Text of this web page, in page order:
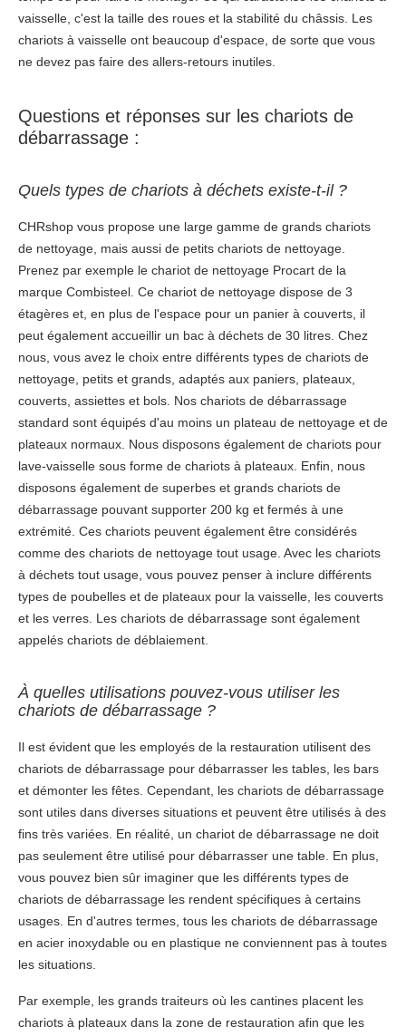
vaisselle, c'est la taille des roues et la stabilité du châssis. Les
chariots à vaisselle ont beaucoup d'espace, de sorte que vous
ne devez pas faire des allers-retours inutiles.
Questions et réponses sur les chariots de
débarrassage :
Quels types de chariots à déchets existe-t-il ?
CHRshop vous propose une large gamme de grands chariots
de nettoyage, mais aussi de petits chariots de nettoyage.
Prenez par exemple le chariot de nettoyage Procart de la
marque Combisteel. Ce chariot de nettoyage dispose de 3
étagères et, en plus de l'espace pour un panier à couverts, il
peut également accueillir un bac à déchets de 30 litres. Chez
nous, vous avez le choix entre différents types de chariots de
nettoyage, petits et grands, adaptés aux paniers, plateaux,
couverts, assiettes et bols. Nos chariots de débarrassage
standard sont équipés d'au moins un plateau de nettoyage et de
plateaux normaux. Nous disposons également de chariots pour
lave-vaisselle sous forme de chariots à plateaux. Enfin, nous
disposons également de superbes et grands chariots de
débarrassage pouvant supporter 200 kg et fermés à une
extrémité. Ces chariots peuvent également être considérés
comme des chariots de nettoyage tout usage. Avec les chariots
à déchets tout usage, vous pouvez penser à inclure différents
types de poubelles et de plateaux pour la vaisselle, les couverts
et les verres. Les chariots de débarrassage sont également
appelés chariots de déblaiement.
À quelles utilisations pouvez-vous utiliser les
chariots de débarrassage ?
Il est évident que les employés de la restauration utilisent des
chariots de débarrassage pour débarrasser les tables, les bars
et démonter les fêtes. Cependant, les chariots de débarrassage
sont utiles dans diverses situations et peuvent être utilisés à des
fins très variées. En réalité, un chariot de débarrassage ne doit
pas seulement être utilisé pour débarrasser une table. En plus,
vous pouvez bien sûr imaginer que les différents types de
chariots de débarrassage les rendent spécifiques à certains
usages. En d'autres termes, tous les chariots de débarrassage
en acier inoxydable ou en plastique ne conviennent pas à toutes
les situations.
Par exemple, les grands traiteurs où les cantines placent les
chariots à plateaux dans la zone de restauration afin que les